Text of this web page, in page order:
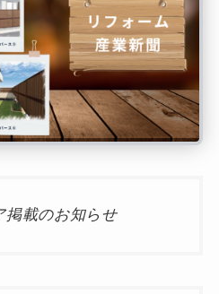
掲載のお知らせ